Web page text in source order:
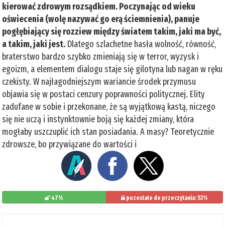
kierować zdrowym rozsądkiem. Poczynając od wieku
oświecenia (wolę nazywać go erą ściemnienia), panuje
pogłębiający się rozziew między światem takim, jaki ma być,
a takim, jaki jest. Dlatego szlachetne hasła wolność, równość,
braterstwo bardzo szybko zmieniają się w terror, wyzysk i
egoizm, a elementem dialogu staje się gilotyna lub nagan w ręku
czekisty. W najłagodniejszym wariancie środek przymusu
objawia się w postaci cenzury poprawności politycznej. Elity
zadufane w sobie i przekonane, że są wyjątkową kastą, niczego
się nie uczą i instynktownie boją się każdej zmiany, która
mogłaby uszczuplić ich stan posiadania. A masy? Teoretycznie
zdrowsze, bo przywiązane do wartości i
47% pozostało do przeczytania: 53%